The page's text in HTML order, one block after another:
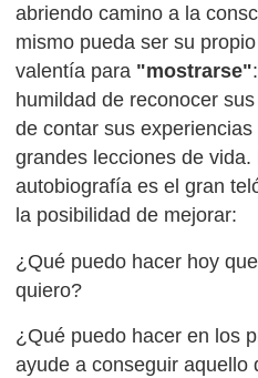
abriendo camino a la
mismo pueda ser su
valentía para "mostrarse"
humildad de reconocer
de contar sus
grandes lecciones de vida.
autobiografía es el gran
la posibilidad de mejorar:
¿Qué puedo hacer hoy
quiero?
¿Qué puedo hacer en los
ayude a conseguir aquello